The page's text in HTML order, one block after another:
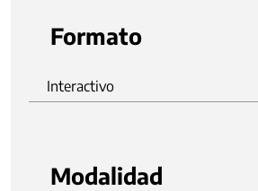
Formato
Interactivo
Modalidad